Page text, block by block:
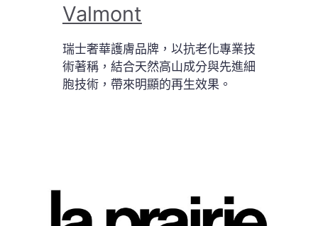
Valmont
瑞士奢華護膚品牌，以抗老化專業技
術著稱，結合天然高山成分與先進細
胞技術，帶來明顯的再生效果。